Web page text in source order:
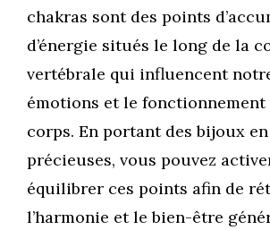
chakras sont des points
d’énergie situés le long de la
vertébrale qui influencent
émotions et le fonctionnement
corps. En portant des bijoux
précieuses, vous pouvez
équilibrer ces points afin de
l’harmonie et le bien-être